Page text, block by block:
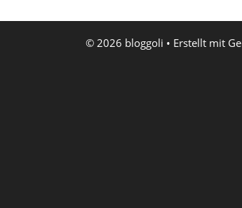
© 2026 bloggoli • Erstellt mit